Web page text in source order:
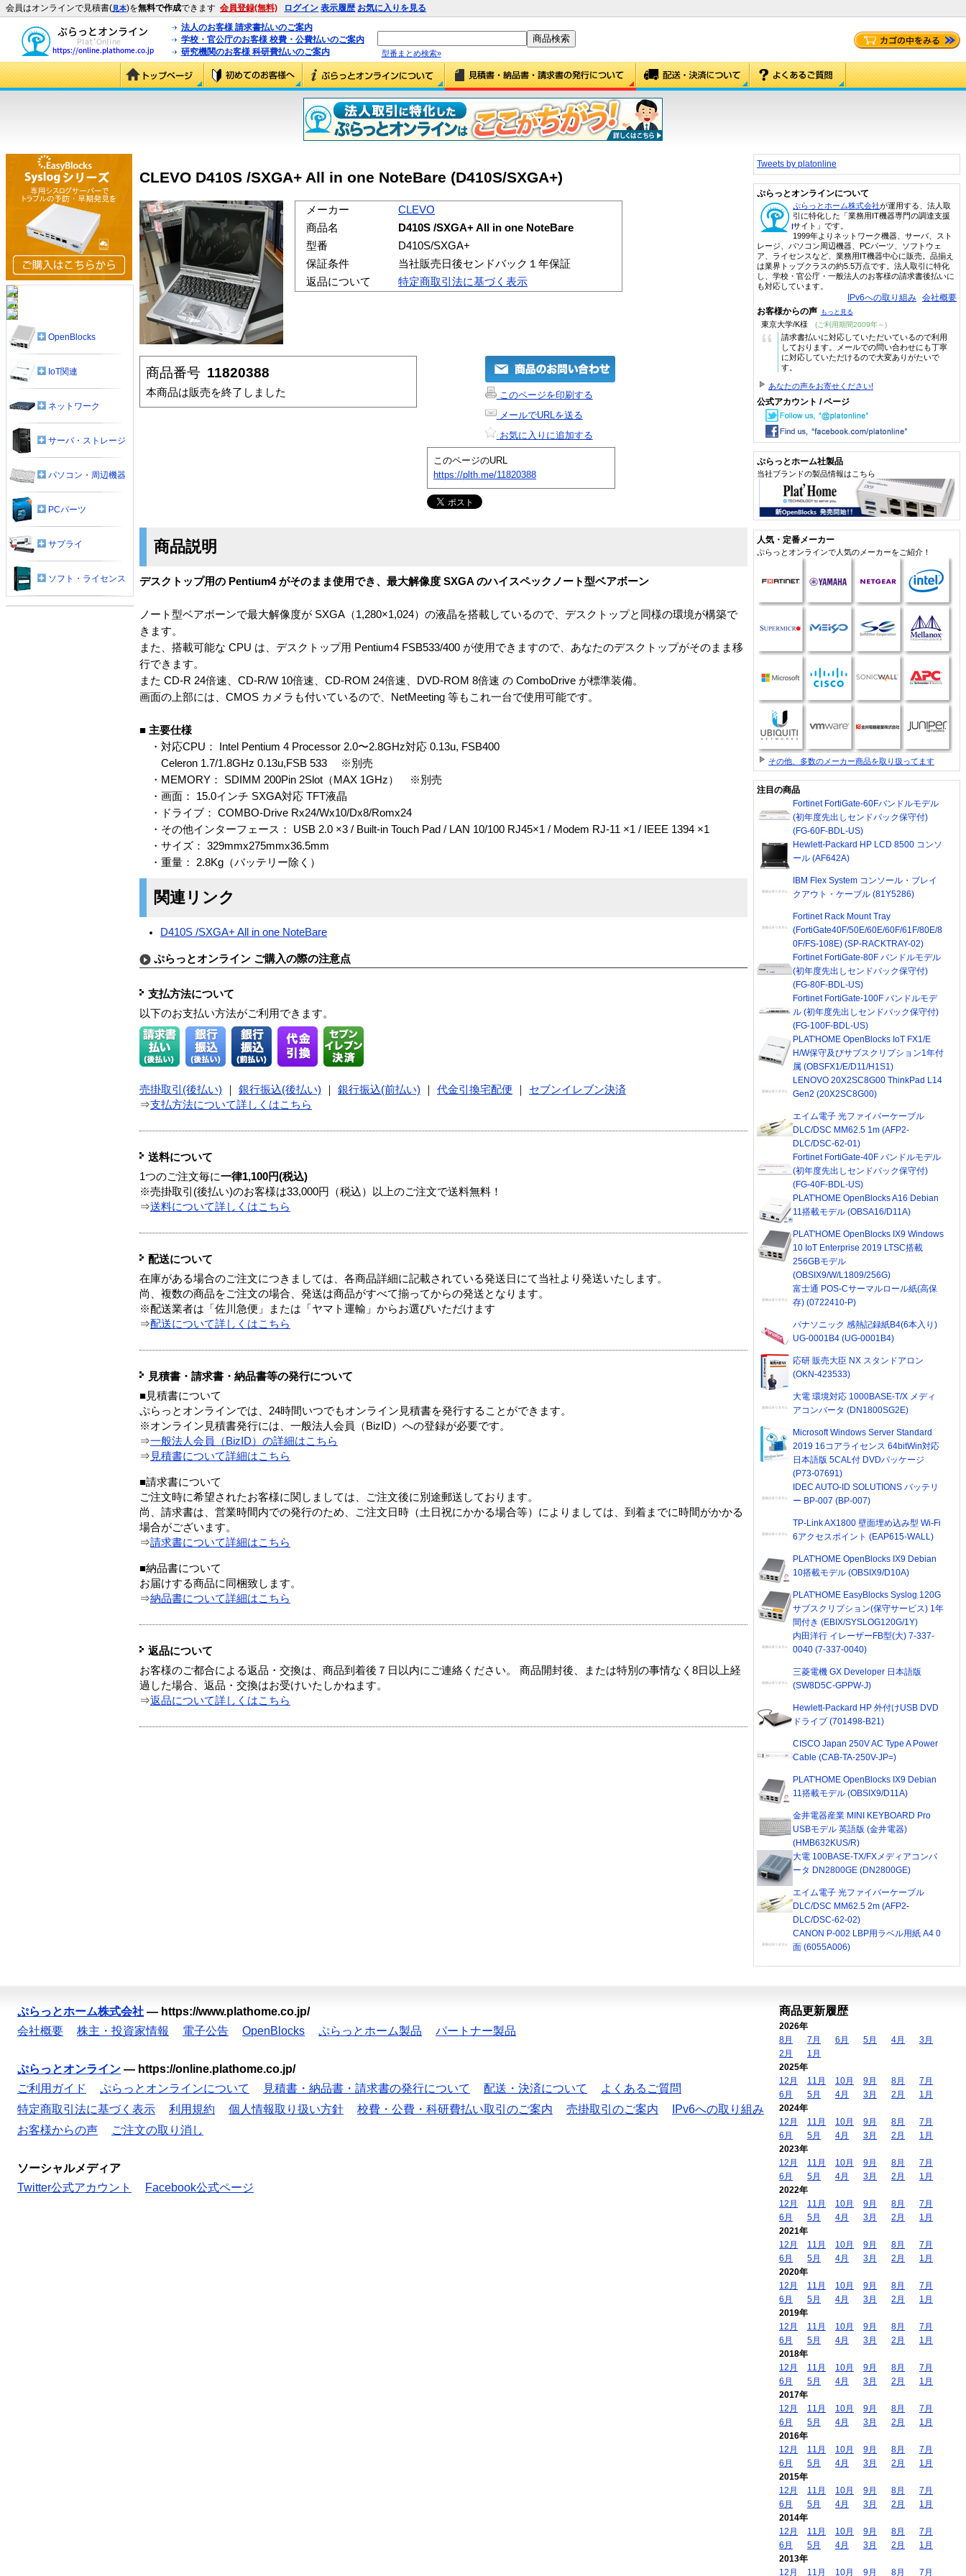
会員はオンラインで見積書(見本)を無料で作成できます 会員登録(無料) ログイン 表示履歴 お気に入りを見る
法人のお客様 請求書払いのご案内
学校・官公庁のお客様 校費・公費払いのご案内
研究機関のお客様 科研費払いのご案内
型番まとめ検索»
CLEVO D410S /SXGA+ All in one NoteBare (D410S/SXGA+)
メーカー
CLEVO
商品名
D410S /SXGA+ All in one NoteBare
型番
D410S/SXGA+
保証条件
当社販売日後センドバック１年保証
返品について
特定商取引法に基づく表示
商品番号 11820388
本商品は販売を終了しました
このページを印刷する
メールでURLを送る
お気に入りに追加する
このページのURL
https://plth.me/11820388
商品説明
デスクトップ用の Pentium4 がそのまま使用でき、最大解像度 SXGA のハイスペックノート型ベアボーン
ノート型ベアボーンで最大解像度が SXGA（1,280×1,024）の液晶を搭載しているので、デスクトップと同様の環境が構築で
きます。
また、搭載可能な CPU は、デスクトップ用 Pentium4 FSB533/400 が使用できますので、あなたのデスクトップがそのまま移
行できます。
また CD-R 24倍速、CD-R/W 10倍速、CD-ROM 24倍速、DVD-ROM 8倍速 の ComboDrive が標準装備。
画面の上部には、CMOS カメラも付いているので、NetMeeting 等もこれ一台で使用可能です。
■ 主要仕様
・対応CPU： Intel Pentium 4 Processor 2.0〜2.8GHz対応 0.13u, FSB400
Celeron 1.7/1.8GHz 0.13u,FSB 533 ※別売
・MEMORY： SDIMM 200Pin 2Slot（MAX 1GHz） ※別売
・画面： 15.0インチ SXGA対応 TFT液晶
・ドライブ： COMBO-Drive Rx24/Wx10/Dx8/Romx24
・その他インターフェース： USB 2.0 ×3 / Built-in Touch Pad / LAN 10/100 RJ45×1 / Modem RJ-11 ×1 / IEEE 1394 ×1
・サイズ： 329mmx275mmx36.5mm
・重量： 2.8Kg（バッテリー除く）
関連リンク
D410S /SXGA+ All in one NoteBare
ぷらっとオンライン ご購入の際の注意点
支払方法について
以下のお支払い方法がご利用できます。
売掛取引(後払い) 銀行振込(後払い) 銀行振込(前払い) 代金引換宅配便
セブンイレブン決済
⇒支払方法について詳しくはこちら
送料について
1つのご注文毎に一律1,100円(税込)
※売掛取引(後払い)のお客様は33,000円（税込）以上のご注文で送料無料！
⇒送料について詳しくはこちら
配送について
在庫がある場合のご注文につきましては、各商品詳細に記載されている発送日にて当社より発送いたします。
尚、複数の商品をご注文の場合、発送は商品がすべて揃ってからの発送となります。
※配送業者は「佐川急便」または「ヤマト運輸」からお選びいただけます
⇒配送について詳しくはこちら
見積書・請求書・納品書等の発行について
■見積書について
ぷらっとオンラインでは、24時間いつでもオンライン見積書を発行することができます。
※オンライン見積書発行には、一般法人会員（BizID）への登録が必要です。
⇒一般法人会員（BizID）の詳細はこちら
⇒ 見積書について詳細はこちら
■請求書について
ご注文時に希望されたお客様に関しましては、ご注文後に別途郵送しております。
尚、請求書は、営業時間内での発行のため、ご注文日時（土日祝にかかる場合等）によりましては、到着までに時間がかかる
場合がございます。
⇒請求書について詳細はこちら
■納品書について
お届けする商品に同梱致します。
⇒納品書について詳細はこちら
返品について
お客様のご都合による返品・交換は、商品到着後７日以内にご連絡ください。 商品開封後、または特別の事情なく8日以上経
過した場合、返品・交換はお受けいたしかねます。
⇒返品について詳しくはこちら
OpenBlocks
IoT関連
ネットワーク
サーバ・ストレージ
パソコン・周辺機器
PCパーツ
サプライ
ソフト・ライセンス
Tweets by platonline
ぷらっとオンラインについて
ぷらっとホーム株式会社が運用する、法人取
引に特化した「業務用IT機器専門の調達支援
サイト」です。
1999年よりネットワーク機器、サーバ、スト
レージ、パソコン周辺機器、PCパーツ、ソフトウェ
ア、ライセンスなど、業務用IT機器中心に販売。品揃え
は業界トップクラスの約5.5万点です。法人取引に特化
し、学校・官公庁・一般法人のお客様の請求書後払いに
も対応しています。
IPv6への取り組み 会社概要
お客様からの声 もっと見る
東京大学/K様 (ご利用期間2009年～)
“
請求書払いに対応していただいているので利用
しております。メールでの問い合わせにも丁寧
に対応していただけるので大変ありがたいで
す。
あなたの声をお寄せください!
公式アカウント / ページ
ぷらっとホーム社製品
当社ブランドの製品情報はこちら
人気・定番メーカー
ぷらっとオンラインで人気のメーカーをご紹介！
その他、多数のメーカー商品を取り扱ってます
注目の商品
Fortinet FortiGate-60Fバンドルモデル
(初年度先出しセンドバック保守付)
(FG-60F-BDL-US)
Hewlett-Packard HP LCD 8500 コンソ
ール (AF642A)
IBM Flex System コンソール・ブレイ
クアウト・ケーブル (81Y5286)
Fortinet Rack Mount Tray
(FortiGate40F/50E/60E/60F/61F/80E/8
0F/FS-108E) (SP-RACKTRAY-02)
Fortinet FortiGate-80F バンドルモデル
(初年度先出しセンドバック保守付)
(FG-80F-BDL-US)
Fortinet FortiGate-100F バンドルモデ
ル (初年度先出しセンドバック保守付)
(FG-100F-BDL-US)
PLAT'HOME OpenBlocks IoT FX1/E
H/W保守及びサブスクリプション1年付
属 (OBSFX1/E/D11/H1S1)
LENOVO 20X2SC8G00 ThinkPad L14
Gen2 (20X2SC8G00)
エイム電子 光ファイバーケーブル
DLC/DSC MM62.5 1m (AFP2-
DLC/DSC-62-01)
Fortinet FortiGate-40F バンドルモデル
(初年度先出しセンドバック保守付)
(FG-40F-BDL-US)
PLAT'HOME OpenBlocks A16 Debian
11搭載モデル (OBSA16/D11A)
PLAT'HOME OpenBlocks IX9 Windows
10 IoT Enterprise 2019 LTSC搭載
256GBモデル
(OBSIX9/W/L1809/256G)
富士通 POS-Cサーマルロール紙(高保
存) (0722410-P)
パナソニック 感熱記録紙B4(6本入り)
UG-0001B4 (UG-0001B4)
応研 販売大臣 NX スタンドアロン
(OKN-423533)
大電 環境対応 1000BASE-T/X メディ
アコンバータ (DN1800SG2E)
Microsoft Windows Server Standard
2019 16コアライセンス 64bitWin対応
日本語版 5CAL付 DVDパッケージ
(P73-07691)
IDEC AUTO-ID SOLUTIONS バッテリ
ー BP-007 (BP-007)
TP-Link AX1800 壁面埋め込み型 Wi-Fi
6アクセスポイント (EAP615-WALL)
PLAT'HOME OpenBlocks IX9 Debian
10搭載モデル (OBSIX9/D10A)
PLAT'HOME EasyBlocks Syslog 120G
サブスクリプション(保守サービス) 1年
間付き (EBIX/SYSLOG120G/1Y)
内田洋行 イレーザーFB型(大) 7-337-
0040 (7-337-0040)
三菱電機 GX Developer 日本語版
(SW8D5C-GPPW-J)
Hewlett-Packard HP 外付けUSB DVD
ドライブ (701498-B21)
CISCO Japan 250V AC Type A Power
Cable (CAB-TA-250V-JP=)
PLAT'HOME OpenBlocks IX9 Debian
11搭載モデル (OBSIX9/D11A)
金井電器産業 MINI KEYBOARD Pro
USBモデル 英語版 (金井電器)
(HMB632KUS/R)
大電 100BASE-TX/FXメディアコンバ
ータ DN2800GE (DN2800GE)
エイム電子 光ファイバーケーブル
DLC/DSC MM62.5 2m (AFP2-
DLC/DSC-62-02)
CANON P-002 LBP用ラベル用紙 A4 0
面 (6055A006)
ぷらっとホーム株式会社 — https://www.plathome.co.jp/
会社概要
株主・投資家情報 電子公告 OpenBlocks ぷらっとホーム製品 パートナー製品
ぷらっとオンライン — https://online.plathome.co.jp/
ご利用ガイド
ぷらっとオンラインについて 見積書・納品書・請求書の発行について 配送・決済について
よくあるご質問
特定商取引法に基づく表示
利用規約 個人情報取り扱い方針 校費・公費・科研費払い取引のご案内 売掛取引のご案内
IPv6への取り組み
お客様からの声
ご注文の取り消し
ソーシャルメディア
Twitter公式アカウント
Facebook公式ページ
商品更新履歴
2026年
8月
7月 6月 5月 4月
3月
2月
1月
2025年
12月
11月 10月 9月 8月
7月
6月
5月 4月 3月 2月
1月
2024年
12月
11月 10月 9月 8月
7月
6月
5月 4月 3月 2月
1月
2023年
12月
11月 10月 9月 8月
7月
6月
5月 4月 3月 2月
1月
2022年
12月
11月 10月 9月 8月
7月
6月
5月 4月 3月 2月
1月
2021年
12月
11月 10月 9月 8月
7月
6月
5月 4月 3月 2月
1月
2020年
12月
11月 10月 9月 8月
7月
6月
5月 4月 3月 2月
1月
2019年
12月
11月 10月 9月 8月
7月
6月
5月 4月 3月 2月
1月
2018年
12月
11月 10月 9月 8月
7月
6月
5月 4月 3月 2月
1月
2017年
12月
11月 10月 9月 8月
7月
6月
5月 4月 3月 2月
1月
2016年
12月
11月 10月 9月 8月
7月
6月
5月 4月 3月 2月
1月
2015年
12月
11月 10月 9月 8月
7月
6月
5月 4月 3月 2月
1月
2014年
12月
11月 10月 9月 8月
7月
6月
5月 4月 3月 2月
1月
2013年
12月
11月 10月 9月 8月 7月